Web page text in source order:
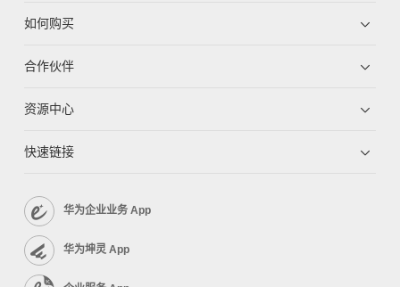
如何购买
合作伙伴
资源中心
快速链接
华为企业业务 App
华为坤灵 App